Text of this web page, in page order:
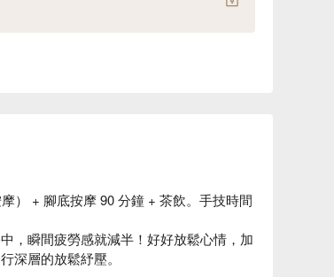
） + 腳底按摩 90 分鐘 + 茶飲。手技時間
，瞬間疲勞感就減半！好好放鬆心情，加
深層的放鬆紓壓。